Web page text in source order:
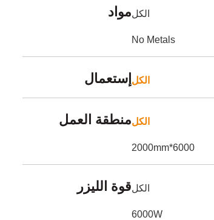
موادالكل
No Metals
إستعمال الكل
منطقة العملالكل
6000*2000mm
قوة الليزرالكل
6000W